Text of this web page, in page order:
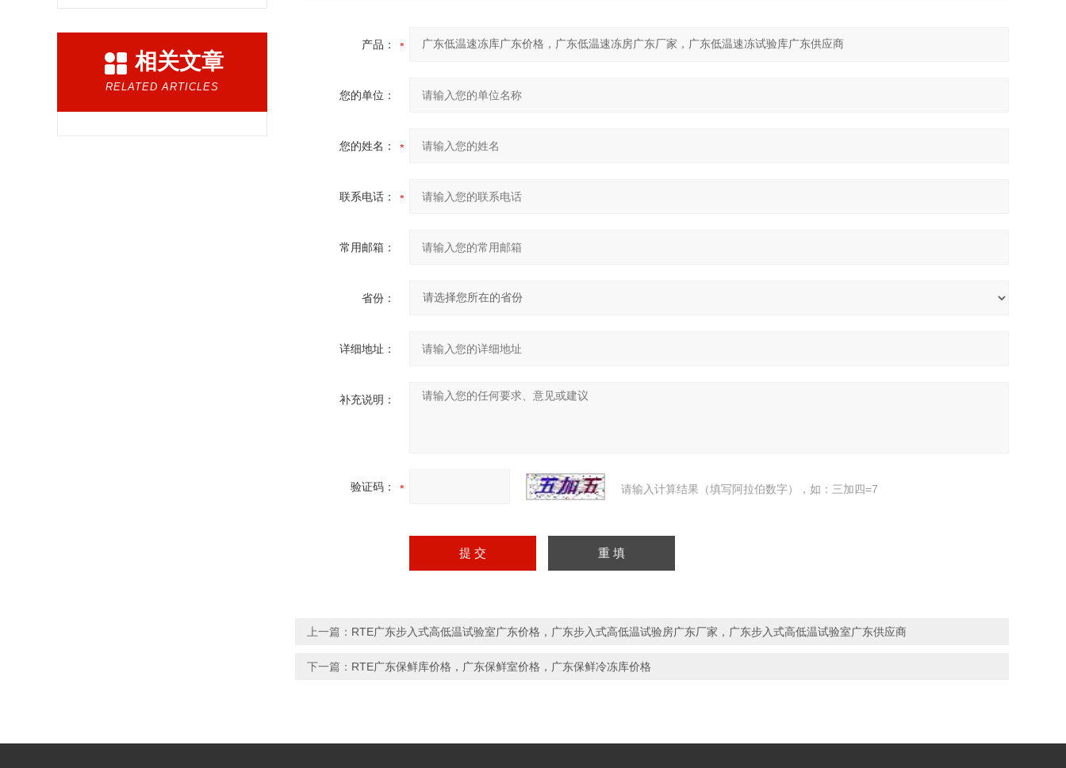
相关文章
RELATED ARTICLES
产品：
您的单位：
您的姓名：
联系电话：
常用邮箱：
省份：
详细地址：
补充说明：
验证码： 请输入计算结果（填写阿拉伯数字），如：三加四=7
上一篇： RTE广东步入式高低温试验室广东价格，广东步入式高低温试验房广东厂家，广东步入式高低温试验室广东供应商
下一篇： RTE广东保鲜库价格，广东保鲜室价格，广东保鲜冷冻库价格